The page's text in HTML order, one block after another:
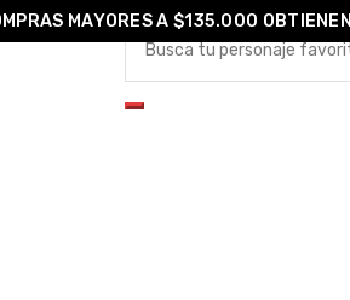
MAYORES A $135.000 OBTIENEN